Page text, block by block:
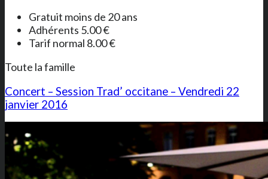
Gratuit moins de 20 ans
Adhérents 5.00 €
Tarif normal 8.00 €
Toute la famille
Concert – Session Trad’ occitane – Vendredi 22
janvier 2016